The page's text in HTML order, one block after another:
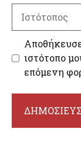
ιστότοπο
επόμενη